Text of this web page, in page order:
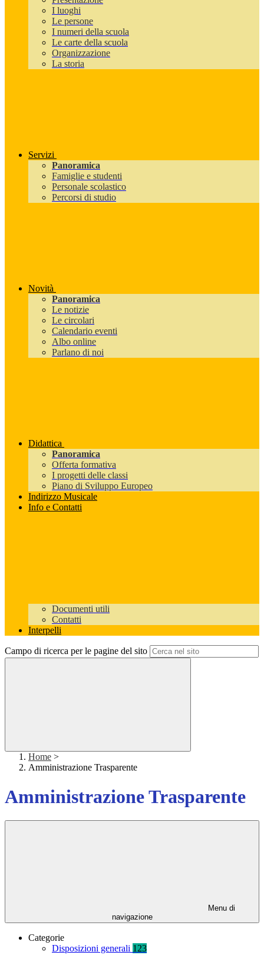
I luoghi
Le persone
I numeri della scuola
Le carte della scuola
Organizzazione
La storia
Servizi
Panoramica
Famiglie e studenti
Personale scolastico
Percorsi di studio
Novità
Panoramica
Le notizie
Le circolari
Calendario eventi
Albo online
Parlano di noi
Didattica
Panoramica
Offerta formativa
I progetti delle classi
Piano di Sviluppo Europeo
Indirizzo Musicale
Info e Contatti
Documenti utili
Contatti
Interpelli
Campo di ricerca per le pagine del sito
Home >
Amministrazione Trasparente
Amministrazione Trasparente
Menu di
navigazione
Categorie
Disposizioni generali 123